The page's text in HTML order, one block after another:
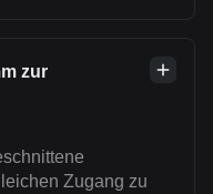
zur
Zugang zu